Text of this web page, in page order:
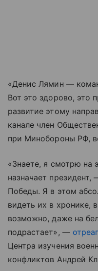
«Денис Лямин —
Вот это здорово, это
развитие этому
канале член
при Минобороны РФ,
«Знаете, я смотрю на
назначает
Победы. Я в этом
видеть их в хронике,
возможно, даже на
подрастает», —
Центра изучения
конфликтов Андрей